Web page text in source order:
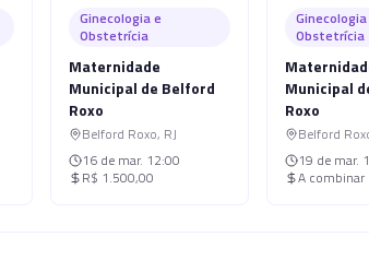
Ginecologia e
Obstetrícia
Maternidade
Municipal de Belford
Roxo
Belford Roxo, RJ
16 de mar. 12:00
R$ 1.500,00
Ginecologia
Obstetrícia
Municipal
Roxo
Belford
19 de mar.
A combinar